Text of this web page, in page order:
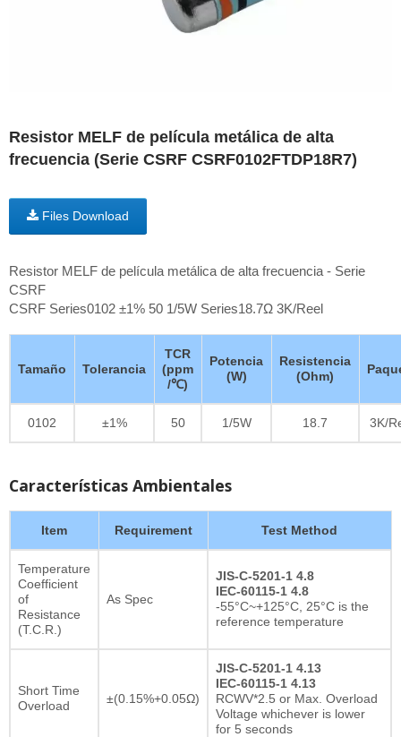
Resistor MELF de película metálica de alta
frecuencia (Serie CSRF CSRF0102FTDP18R7)
Files Download
Resistor MELF de película metálica de alta frecuencia - Serie
CSRF
CSRF Series0102 ±1% 50 1/5W Series18.7Ω 3K/Reel
Tamaño Tolerancia
TCR
(ppm
/℃)
Potencia
(W)
Resistencia
(Ohm)
0102 ±1% 50 1/5W 18.7 3K/
Características Ambientales
Item Requirement Test Method
Temperature
Coefficient
of
Resistance
(T.C.R.)
As Spec
JIS-C-5201-1 4.8
IEC-60115-1 4.8
-55°C~+125°C, 25°C is the
reference temperature
Short Time
Overload
±(0.15%+0.05Ω)
JIS-C-5201-1 4.13
IEC-60115-1 4.13
RCWV*2.5 or Max. Overload
Voltage whichever is lower
for 5 seconds